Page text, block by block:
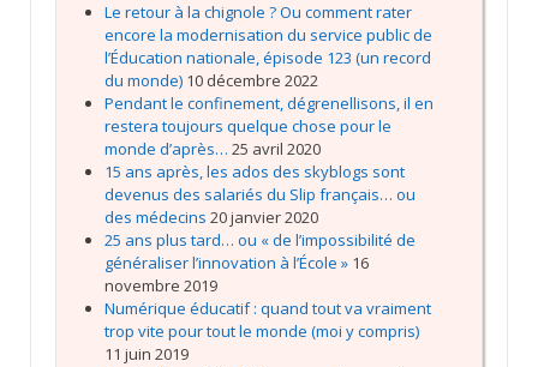
Le retour à la chignole ? Ou comment rater
encore la modernisation du service public de
l’Éducation nationale, épisode 123 (un record
du monde) 10 décembre 2022
Pendant le confinement, dégrenellisons, il en
restera toujours quelque chose pour le
monde d’après… 25 avril 2020
15 ans après, les ados des skyblogs sont
devenus des salariés du Slip français… ou
des médecins 20 janvier 2020
25 ans plus tard… ou « de l’impossibilité de
généraliser l’innovation à l’École » 16
novembre 2019
Numérique éducatif : quand tout va vraiment
trop vite pour tout le monde (moi y compris)
11 juin 2019